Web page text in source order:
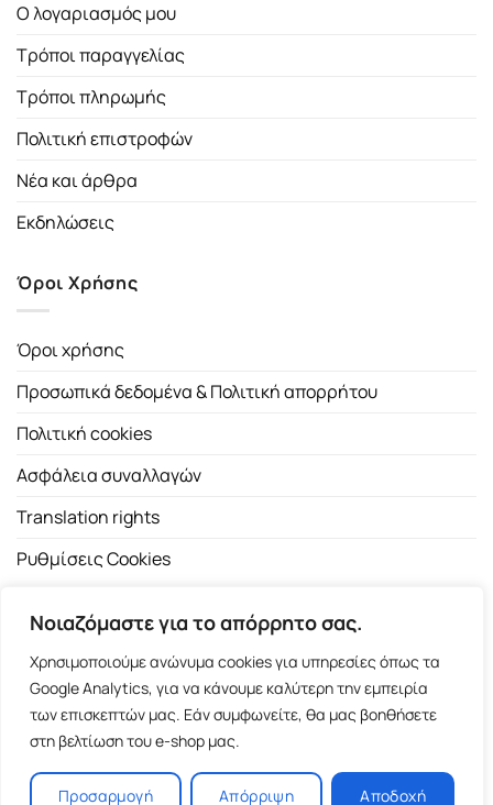
Νοιαζόμαστε για το απόρρητο σας.
Χρησιμοποιούμε ανώνυμα cookies για υπηρεσίες όπως τα
Google Analytics, για να κάνουμε καλύτερη την εμπειρία
των επισκεπτών μας. Εάν συμφωνείτε, θα μας βοηθήσετε
στη βελτίωση του e-shop μας.
Προσαρμογή Απόρριψη Αποδοχή
Ο λογαριασμός μου
Τρόποι παραγγελίας
Τρόποι πληρωμής
Πολιτική επιστροφών
Νέα και άρθρα
Εκδηλώσεις
Όροι Χρήσης
Όροι χρήσης
Προσωπικά δεδομένα & Πολιτική απορρήτου
Πολιτική cookies
Ασφάλεια συναλλαγών
Translation rights
Ρυθμίσεις Cookies
Copyright 2026 ©Εκδοτικός Οίκος Α.Α. Λιβάνη| All rights
reserved.
Σόλωνος 98, 10680 Αθήνα | Τ:2103661200- F: 2103617791